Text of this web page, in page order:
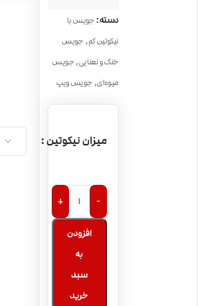
دسته: جویس با
نیکوتین کم, جویس
خنک و نعنایی,جویس
میوه‌ای, جویس ویپ
میزان نیکوتین
-
+
افزودن
به
سبد
خرید